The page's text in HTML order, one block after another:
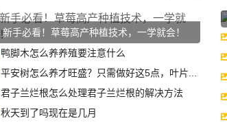
新手必看！草莓高产种植技术，一学就会！
鸭脚木怎么养养殖要注意什么
平安树怎么养才旺盛？只需做好这5点，叶片...
君子兰烂根怎么处理君子兰烂根的解决方法
秋天到了吗现在是几月